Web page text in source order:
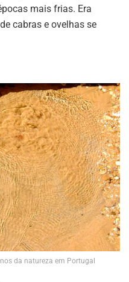
mais frias. Era
cabras e ovelhas se
da natureza em Portugal